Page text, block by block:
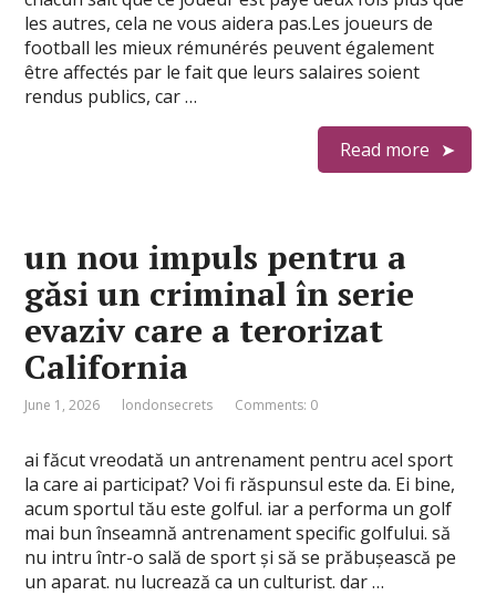
les autres, cela ne vous aidera pas.Les joueurs de
football les mieux rémunérés peuvent également
être affectés par le fait que leurs salaires soient
rendus publics, car …
Read more
un nou impuls pentru a
găsi un criminal în serie
evaziv care a terorizat
California
June 1, 2026 londonsecrets Comments: 0
ai făcut vreodată un antrenament pentru acel sport
la care ai participat? Voi fi răspunsul este da. Ei bine,
acum sportul tău este golful. iar a performa un golf
mai bun înseamnă antrenament specific golfului. să
nu intru într-o sală de sport și să se prăbușească pe
un aparat. nu lucrează ca un culturist. dar …